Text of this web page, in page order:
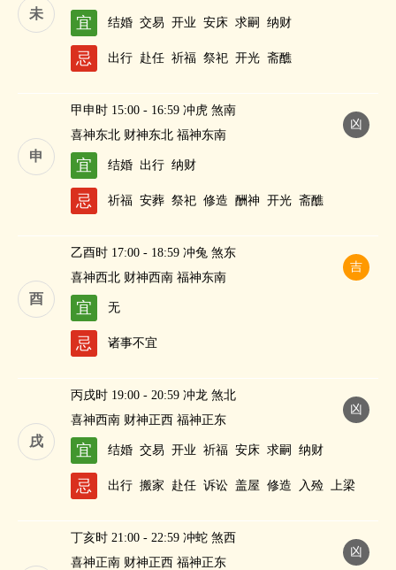
未
宜 结婚 交易 开业 安床 求嗣 纳财
忌 出行 赴任 祈福 祭祀 开光 斋醮
申
凶
甲申时 15:00 - 16:59 冲虎 煞南
喜神东北 财神东北 福神东南
宜 结婚 出行 纳财
忌 祈福 安葬 祭祀 修造 酬神 开光 斋醮
酉
吉
乙酉时 17:00 - 18:59 冲兔 煞东
喜神西北 财神西南 福神东南
宜 无
忌 诸事不宜
戌
凶
丙戌时 19:00 - 20:59 冲龙 煞北
喜神西南 财神正西 福神正东
宜 结婚 交易 开业 祈福 安床 求嗣 纳财
忌 出行 搬家 赴任 诉讼 盖屋 修造 入殓 上梁
凶
丁亥时 21:00 - 22:59 冲蛇 煞西
喜神正南 财神正西 福神正东